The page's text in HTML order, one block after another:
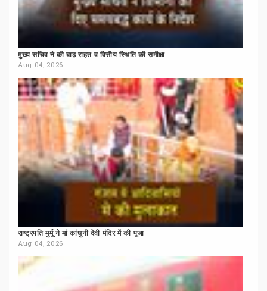
मुख्य सचिव ने की बाढ़ राहत व वित्तीय स्थिति की समीक्षा
Aug 04, 2026
राष्ट्रपति मुर्मू ने मां कांधुनी देवी मंदिर में की पूजा
Aug 04, 2026